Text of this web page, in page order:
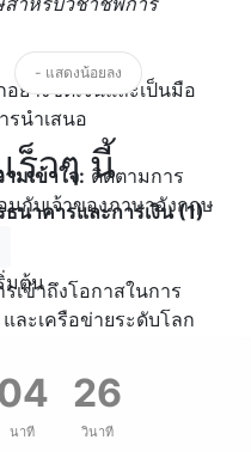
ย่างชัดเจนและเป็นมือ
รนำเสนอ
มเข้าใจ: ติดตามการ
กับเจ้าของภาษาอังกฤษ
เข้าถึงโอกาสในการ
ละเครือข่ายระดับโลก
าชีพการเงินของคุณไปอีก
าษาอังกฤษระดับมืออาชีพ
- แสดงน้อยลง
ร็วๆ นี้
นาคารและการเงิน (1)
มต้น
นาที
25
วินาที